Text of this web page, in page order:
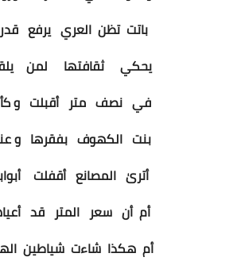
كلام نثر
بلوكات
بلوكات الأثاث
بلوكات
بلوكات الشجر
بلوكات
باتت تظن العري يرفع
يحكي ثقافتها لمن
في نصف متر أقبلت و
بنت الكهوف بفقرها و
أترىٰ المصانع أقفلت
أم أن سعر المتر قد
أم هكذا شاءت شياطين